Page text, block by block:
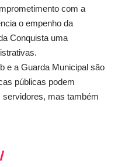
com a
o empenho da
Conquista uma
e a Guarda Municipal são
públicas podem
mas também